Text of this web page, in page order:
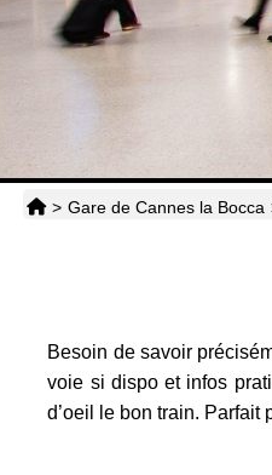
> Gare de Cannes la Bocca
Besoin de savoir
voie si dispo et infos
d’oeil le bon train. Parfait